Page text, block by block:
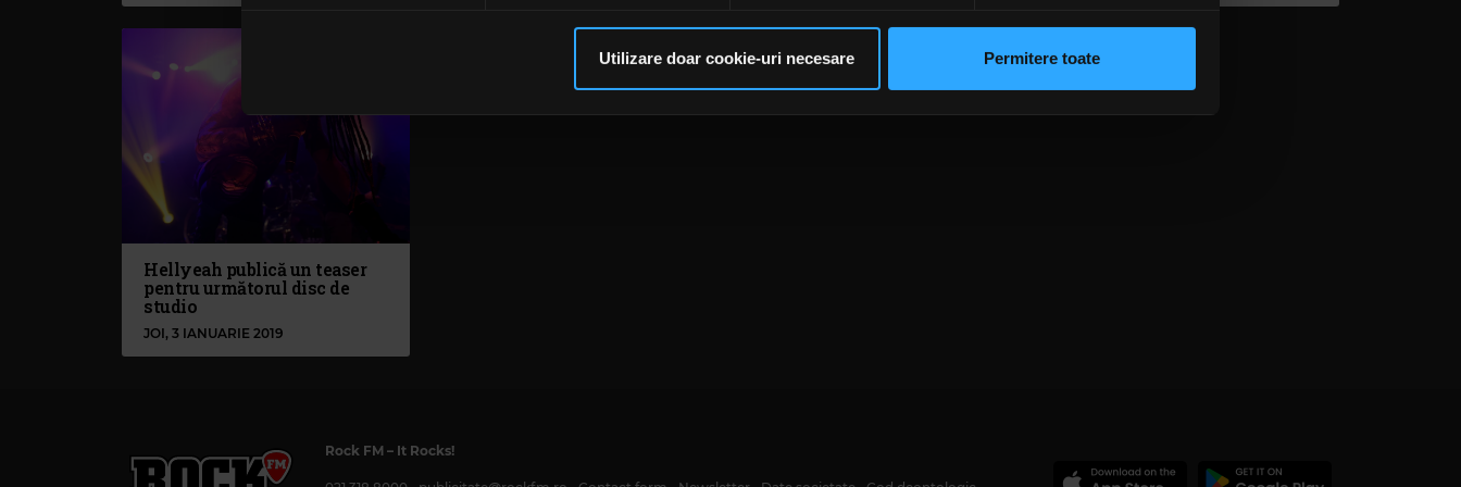
traficul. De asemenea, le oferim partenerilor de rețele sociale, de publicitate și de analize informații cu privire la modul în
care folosiți site-ul nostru. Aceștia le pot combina cu alte informații oferite de dvs. sau culese în urma folosirii serviciilor
Utilizare doar cookie-uri necesare Permitere toate
Hellyeah publică un teaser
pentru următorul disc de
studio
JOI, 3 IANUARIE 2019
Rock FM– It Rocks!